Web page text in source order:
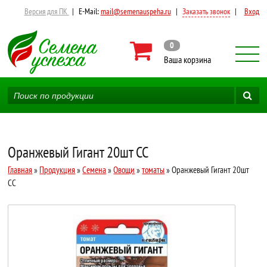
Версия для ПК | E-Mail:mail@semenauspeha.ru | Заказать звонок | Вход
0
Ваша корзина
Оранжевый Гигант 20шт СС
Главная » Продукция »Семена»Овощи »томаты» Оранжевый Гигант 20шт
СС